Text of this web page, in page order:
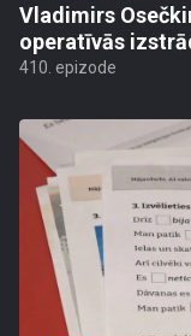
Vladimirs
operatīvās
410. epizode